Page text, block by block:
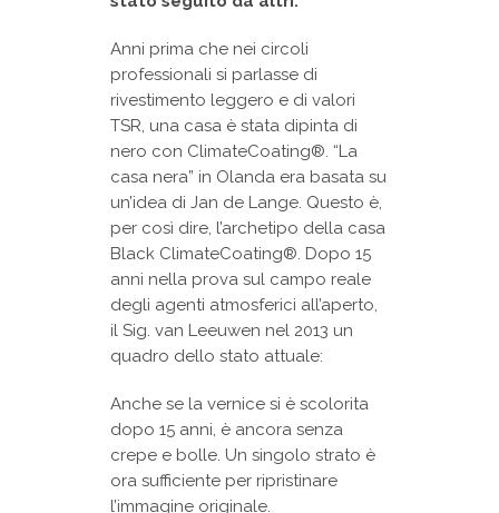
Anni prima che nei circoli
professionali si parlasse di
rivestimento leggero e di valori
TSR, una casa è stata dipinta di
nero con ClimateCoating®. “La
casa nera” in Olanda era basata su
un’idea di Jan de Lange. Questo è,
per così dire, l’archetipo della casa
Black ClimateCoating®. Dopo 15
anni nella prova sul campo reale
degli agenti atmosferici all’aperto,
il Sig. van Leeuwen nel 2013 un
quadro dello stato attuale:
Anche se la vernice si è scolorita
dopo 15 anni, è ancora senza
crepe e bolle. Un singolo strato è
ora sufficiente per ripristinare
l’immagine originale.